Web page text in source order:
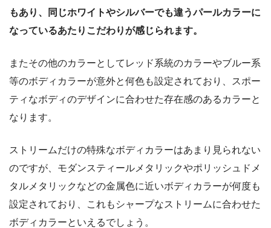
もあり、同じホワイトやシルバーでも違うパールカラーに
なっているあたりこだわりが感じられます。
またその他のカラーとしてレッド系統のカラーやブルー系
等のボディカラーが意外と何色も設定されており、スポー
ティなボディのデザインに合わせた存在感のあるカラーと
なります。
ストリームだけの特殊なボディカラーはあまり見られない
のですが、モダンスティールメタリックやポリッシュドメ
タルメタリックなどの金属色に近いボディカラーが何度も
設定されており、これもシャープなストリームに合わせた
ボディカラーといえるでしょう。